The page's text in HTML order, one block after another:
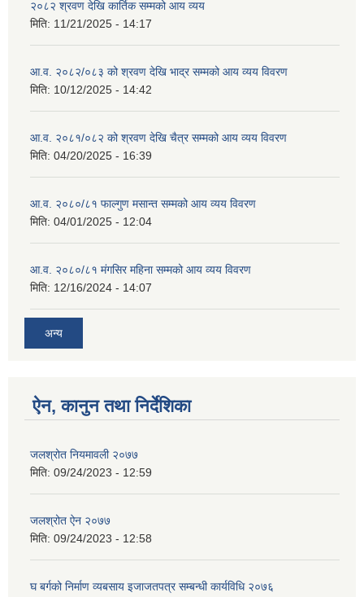
२०८२ श्रवण देखि कार्तिक सम्मको आय व्यय
मिति: 11/21/2025 - 14:17
आ.व. २०८२/०८३ को श्रवण देखि भाद्र सम्मको आय व्यय विवरण
मिति: 10/12/2025 - 14:42
आ.व. २०८१/०८२ को श्रवण देखि चैत्र सम्मको आय व्यय विवरण
मिति: 04/20/2025 - 16:39
आ.व. २०८०/८१ फाल्गुण मसान्त सम्मको आय व्यय विवरण
मिति: 04/01/2025 - 12:04
आ.व. २०८०/८१ मंगसिर महिना सम्मको आय व्यय विवरण
मिति: 12/16/2024 - 14:07
अन्य
ऐन, कानुन तथा निर्देशिका
जलश्रोत नियमावली २०७७
मिति: 09/24/2023 - 12:59
जलश्रोत ऐन २०७७
मिति: 09/24/2023 - 12:58
घ बर्गको निर्माण व्यबसाय इजाजतपत्र सम्बन्धी कार्यविधि २०७६